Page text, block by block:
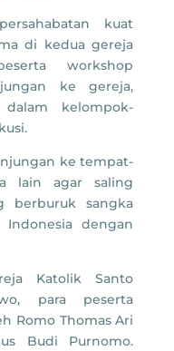
kuat
di kedua gereja
workshop
ke gereja,
kelompok-
ke tempat-
lain agar saling
berburuk sangka
dengan
Katolik Santo
para peserta
Romo Thomas Ari
Budi Purnomo.